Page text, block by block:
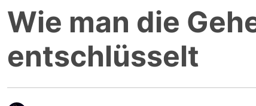
Wie man die
entschlüsselt